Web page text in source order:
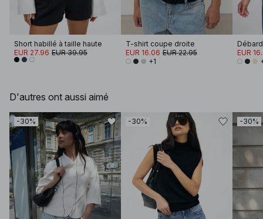
Short habillé à taille haute
EUR 27.96 EUR 39.95
T-shirt coupe droite
EUR 16.06 EUR 22.95
+1
EUR
D'autres ont aussi aimé
-30% -30% -30%